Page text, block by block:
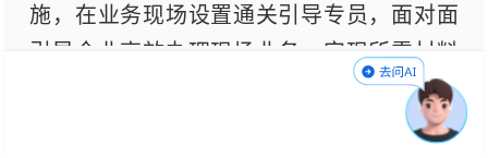
施，在业务现场设置通关引导专员，面对面
引导企业高效办理现场业务，实现所需材料
“一次申报、一次提交”，打造生鲜货物通关